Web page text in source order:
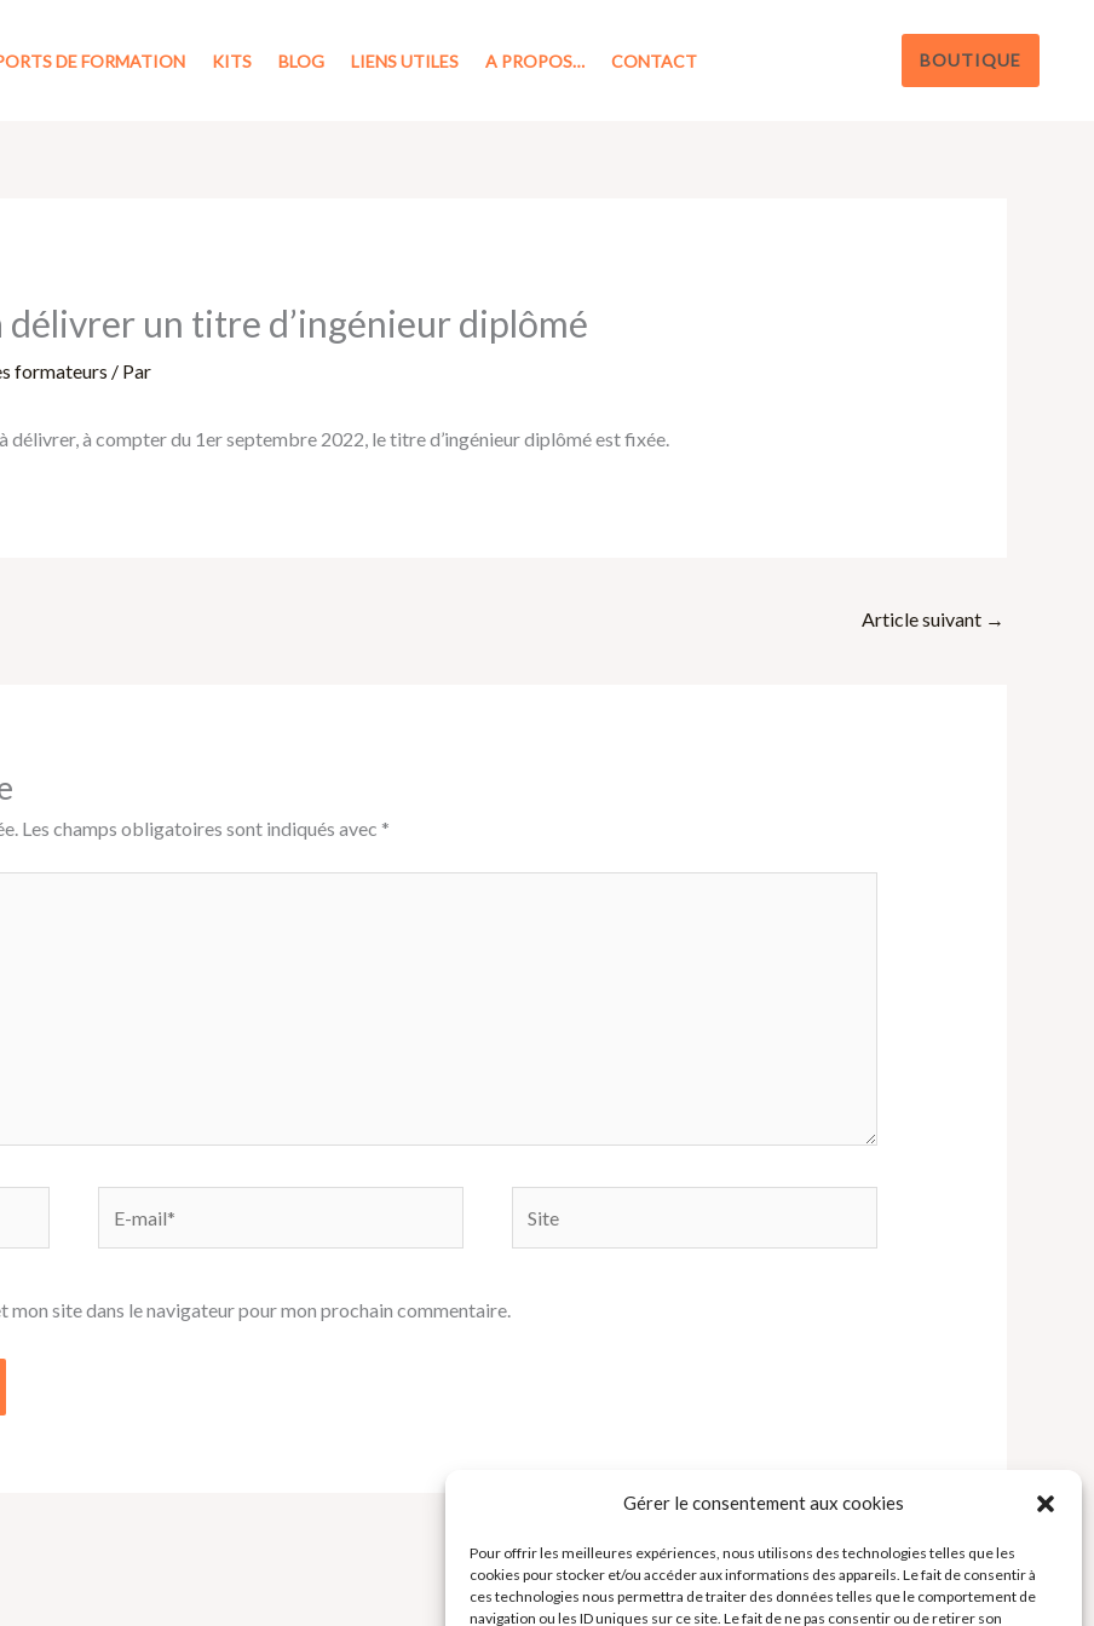
Gérer le consentement aux cookies
Pour offrir les meilleures expériences, nous utilisons des technologies telles que les
cookies pour stocker et/ou accéder aux informations des appareils. Le fait de consentir à
ces technologies nous permettra de traiter des données telles que le comportement de
navigation ou les ID uniques sur ce site. Le fait de ne pas consentir ou de retirer son
DE FORMATION KITS BLOG LIENS UTILES A PROPOS… CONTACT BOUTIQUE
délivrer un titre d’ingénieur diplômé
formateurs / Par
délivrer, à compter du 1er septembre 2022, le titre d’ingénieur diplômé est fixée.
Article suivant →
Les champs obligatoires sont indiqués avec *
mail*
mon site dans le navigateur pour mon prochain commentaire.